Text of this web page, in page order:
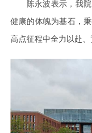
陈永波表示，我
健康的体魄为基石，
高点征程中全力以赴、